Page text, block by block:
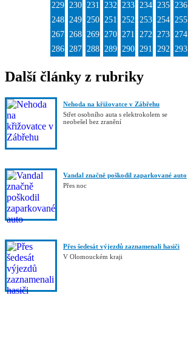
229 230 231 232 233 234 235 236
248 249 250 251 252 253 254 255
267 268 269 270 271 272 273 274
286 287 288 289 290 291 292 293
Další články z rubriky
Nehoda na křižovatce v Zábřehu
Střet osobního auta s elektrokolem se
neobešel bez zranění
Vandal značně poškodil zaparkované auto
Přes noc
Přes šedesát výjezdů zaznamenali hasiči
V Olomouckém kraji